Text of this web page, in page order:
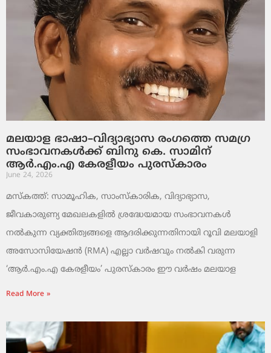
മലയാള ഭാഷാ–വിദ്യാഭ്യാസ രംഗത്തെ സമഗ്ര
സംഭാവനകൾക്ക് ബിനു കെ. സാമിന്
ആർ.എം.എ കേരളീയം പുരസ്‌കാരം
June 24, 2026
മസ്കത്ത്: സാമൂഹിക, സാംസ്‌കാരിക, വിദ്യാഭ്യാസ,
ജീവകാരുണ്യ മേഖലകളിൽ ശ്രദ്ധേയമായ സംഭാവനകൾ
നൽകുന്ന വ്യക്തിത്വങ്ങളെ ആദരിക്കുന്നതിനായി റൂവി മലയാളി
അസോസിയേഷൻ (RMA) എല്ലാ വർഷവും നൽകി വരുന്ന
‘ആർ.എം.എ കേരളീയം’ പുരസ്‌കാരം ഈ വർഷം മലയാള
Read More »